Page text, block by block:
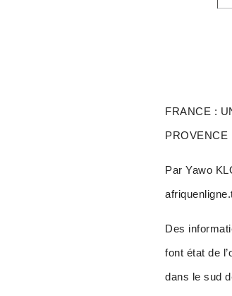
FRANCE :
PROVENCE
Par Yawo
Des
font état de
dans le sud